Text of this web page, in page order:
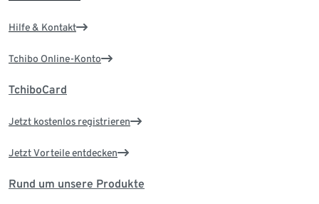
Hilfe & Kontakt
Tchibo Online-Konto
TchiboCard
Jetzt kostenlos registrieren
Jetzt Vorteile entdecken
Rund um unsere Produkte